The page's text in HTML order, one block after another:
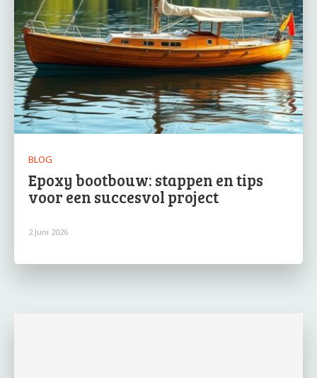
BLOG
Epoxy bootbouw: stappen en tips
voor een succesvol project
2 Juni 2026